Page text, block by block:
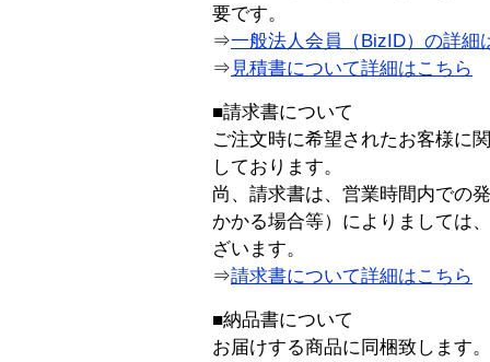
要です。
⇒一般法人会員（BizID）の詳細
⇒ 見積書について詳細はこちら
■請求書について
ご注文時に希望されたお客様に
しております。
尚、請求書は、営業時間内での
かかる場合等）によりましては
ざいます。
⇒請求書について詳細はこちら
■納品書について
お届けする商品に同梱致します。